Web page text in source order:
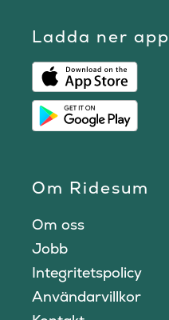
Ladda ner app
Om Ridesum
Om oss
Jobb
Integritetspolicy
Användarvillkor